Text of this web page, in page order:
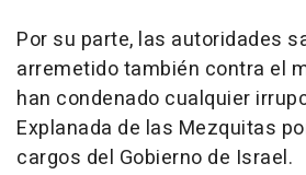
Por su parte, las autoridades
arremetido también contra el
han condenado cualquier
Explanada de las Mezquitas
cargos del Gobierno de Israel.